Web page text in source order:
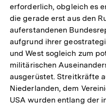
erforderlich, obgleich es
die gerade erst aus den
auferstandenen
aufgrund ihrer
und West sogleich zum
militärischen
ausgerüstet. Streitkräfte
Niederlanden, dem
USA wurden entlang der